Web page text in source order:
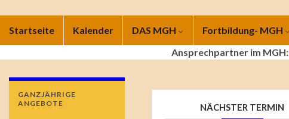
Startseite Kalender DAS MGH Fortbildung- MGH
Ansprechpartner im MGH:
GANZJÄHRIGE
ANGEBOTE
NÄCHSTER TERMIN